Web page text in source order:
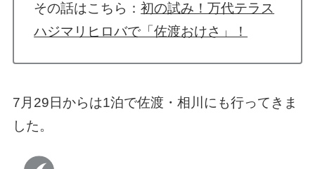
その話はこちら：初の試み！万代テラス
ハジマリヒロバで「佐渡おけさ」！
7月29日からは1泊で佐渡・相川にも行ってきま
した。